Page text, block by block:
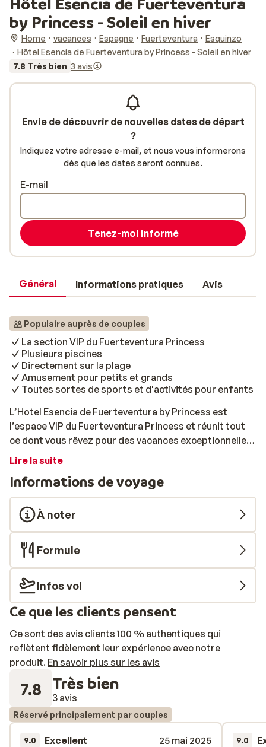
by Princess - Soleil en hiver
Home vacances Espagne Fuerteventura
Esquinzo
Hôtel Esencia de Fuerteventura by Princess - Soleil en hiver
7.8 Très bien 3 avis
Général Informations pratiques Avis
Populaire auprès de couples
La section VIP du Fuerteventura Princess
Plusieurs piscines
Directement sur la plage
Amusement pour petits et grands
Toutes sortes de sports et d'activités pour enfants
L’Hotel Esencia de Fuerteventura by Princess est
l’espace VIP du Fuerteventura Princess et réunit tout
ce dont vous rêvez pour des vacances exceptionnelles.
Son emplacement en bord de mer, sa vue imprenable
toute l’année et ses nombreuses installations en font
une adresse idéale pour se détendre et se ressourcer.
Mais ici, il n’est pas question de rester toute la journée
sur son transat: entre deux moments de relaxation,
vous pourrez profiter des terrains de sport pour jouer
au tennis, pratiquer le tir à l’arc ou le beach-volley. Les
adultes apprécieront également le bar chill-out avec
musique live, tandis que les enfants pourront
participer à des activités ludiques tout au long de la
journée. Des vacances délicieuses et inoubliables vous
Lire la suite
Informations de voyage
À noter
Formule
Infos vol
Ce que les clients pensent
Ce sont des avis clients 100 % authentiques qui
reflètent fidèlement leur expérience avec notre
produit. En savoir plus sur les avis
7.8 Très bien
3 avis
Réservé principalement par couples
9.0 Excellent
25 mai 2025
9.0
Envie de découvrir de nouvelles dates de départ
?
Indiquez votre adresse e-mail, et nous vous informerons
dès que les dates seront connues.
E-mail
Tenez-moi informé